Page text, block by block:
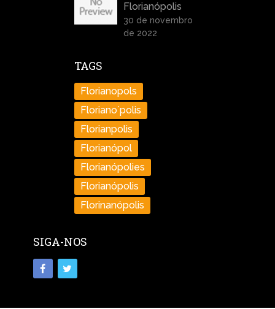
Florianópolis
30 de novembro
de 2022
TAGS
Florianopols
Floriano´polis
Florianpolis
Florianópol
Florianópolies
Florianópolis
Florinanópolis
SIGA-NOS